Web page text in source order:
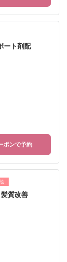
ート剤配
ポンで予約
質改善